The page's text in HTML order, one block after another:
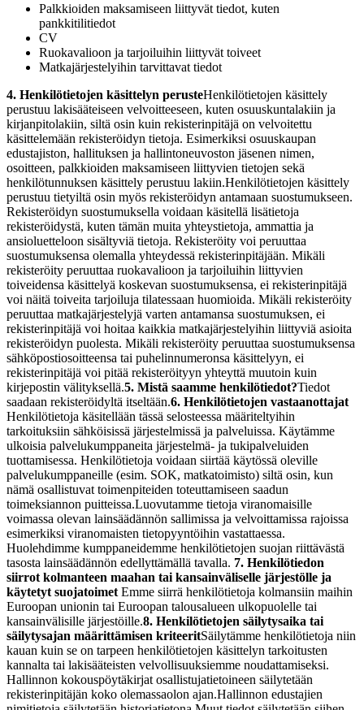
Palkkioiden maksamiseen liittyvät tiedot, kuten
pankkitilitiedot
CV
Ruokavalioon ja tarjoiluihin liittyvät toiveet
Matkajärjestelyihin tarvittavat tiedot
4. Henkilötietojen käsittelyn perusteHenkilötietojen käsittely
perustuu lakisääteiseen velvoitteeseen, kuten osuuskuntalakiin ja
kirjanpitolakiin, siltä osin kuin rekisterinpitäjä on velvoitettu
käsittelemään rekisteröidyn tietoja. Esimerkiksi osuuskaupan
edustajiston, hallituksen ja hallintoneuvoston jäsenen nimen,
osoitteen, palkkioiden maksamiseen liittyvien tietojen sekä
henkilötunnuksen käsittely perustuu lakiin.Henkilötietojen käsittely
perustuu tietyiltä osin myös rekisteröidyn antamaan suostumukseen.
Rekisteröidyn suostumuksella voidaan käsitellä lisätietoja
rekisteröidystä, kuten tämän muita yhteystietoja, ammattia ja
ansioluetteloon sisältyviä tietoja. Rekisteröity voi peruuttaa
suostumuksensa olemalla yhteydessä rekisterinpitäjään. Mikäli
rekisteröity peruuttaa ruokavalioon ja tarjoiluihin liittyvien
toiveidensa käsittelyä koskevan suostumuksensa, ei rekisterinpitäjä
voi näitä toiveita tarjoiluja tilatessaan huomioida. Mikäli rekisteröity
peruuttaa matkajärjestelyjä varten antamansa suostumuksen, ei
rekisterinpitäjä voi hoitaa kaikkia matkajärjestelyihin liittyviä asioita
rekisteröidyn puolesta. Mikäli rekisteröity peruuttaa suostumuksensa
sähköpostiosoitteensa tai puhelinnumeronsa käsittelyyn, ei
rekisterinpitäjä voi pitää rekisteröityyn yhteyttä muutoin kuin
kirjepostin välityksellä.5. Mistä saamme henkilötiedot?Tiedot
saadaan rekisteröidyltä itseltään.6. Henkilötietojen vastaanottajat
Henkilötietoja käsitellään tässä selosteessa määriteltyihin
tarkoituksiin sähköisissä järjestelmissä ja palveluissa. Käytämme
ulkoisia palvelukumppaneita järjestelmä- ja tukipalveluiden
tuottamisessa. Henkilötietoja voidaan siirtää käytössä oleville
palvelukumppaneille (esim. SOK, matkatoimisto) siltä osin, kun
nämä osallistuvat toimenpiteiden toteuttamiseen saadun
toimeksiannon puitteissa.Luovutamme tietoja viranomaisille
voimassa olevan lainsäädännön sallimissa ja velvoittamissa rajoissa
esimerkiksi viranomaisten tietopyyntöihin vastattaessa.
Huolehdimme kumppaneidemme henkilötietojen suojan riittävästä
tasosta lainsäädännön edellyttämällä tavalla. 7. Henkilötiedon
siirrot kolmanteen maahan tai kansainväliselle järjestölle ja
käytetyt suojatoimet Emme siirrä henkilötietoja kolmansiin maihin
Euroopan unionin tai Euroopan talousalueen ulkopuolelle tai
kansainvälisille järjestöille.8. Henkilötietojen säilytysaika tai
säilytysajan määrittämisen kriteeritSäilytämme henkilötietoja niin
kauan kuin se on tarpeen henkilötietojen käsittelyn tarkoitusten
kannalta tai lakisääteisten velvollisuuksiemme noudattamiseksi.
Hallinnon kokouspöytäkirjat osallistujatietoineen säilytetään
rekisterinpitäjän koko olemassaolon ajan.Hallinnon edustajien